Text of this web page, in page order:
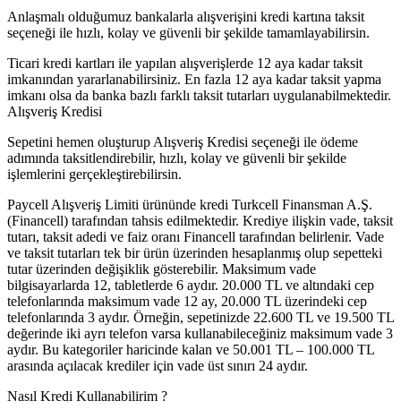
Anlaşmalı olduğumuz bankalarla alışverişini kredi kartına taksit
seçeneği ile hızlı, kolay ve güvenli bir şekilde tamamlayabilirsin.
Ticari kredi kartları ile yapılan alışverişlerde 12 aya kadar taksit
imkanından yararlanabilirsiniz. En fazla 12 aya kadar taksit yapma
imkanı olsa da banka bazlı farklı taksit tutarları uygulanabilmektedir.
Alışveriş Kredisi
Sepetini hemen oluşturup Alışveriş Kredisi seçeneği ile ödeme
adımında taksitlendirebilir, hızlı, kolay ve güvenli bir şekilde
işlemlerini gerçekleştirebilirsin.
Paycell Alışveriş Limiti ürününde kredi Turkcell Finansman A.Ş.
(Financell) tarafından tahsis edilmektedir. Krediye ilişkin vade, taksit
tutarı, taksit adedi ve faiz oranı Financell tarafından belirlenir. Vade
ve taksit tutarları tek bir ürün üzerinden hesaplanmış olup sepetteki
tutar üzerinden değişiklik gösterebilir. Maksimum vade
bilgisayarlarda 12, tabletlerde 6 aydır. 20.000 TL ve altındaki cep
telefonlarında maksimum vade 12 ay, 20.000 TL üzerindeki cep
telefonlarında 3 aydır. Örneğin, sepetinizde 22.600 TL ve 19.500 TL
değerinde iki ayrı telefon varsa kullanabileceğiniz maksimum vade 3
aydır. Bu kategoriler haricinde kalan ve 50.001 TL – 100.000 TL
arasında açılacak krediler için vade üst sınırı 24 aydır.
Nasıl Kredi Kullanabilirim ?